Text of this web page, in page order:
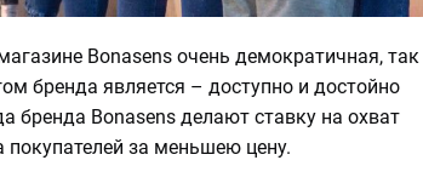
Bonasens очень демократичная, так
бренда является – доступно и достойно
бренда Bonasens делают ставку на охват
покупателей за меньшею цену.